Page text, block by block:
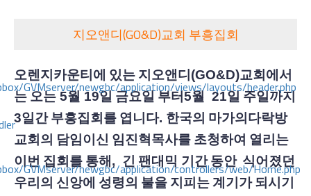
GVMserver/newgbc/application/views/layouts/header.php
GVMserver/newgbc/application/controllers/web/Home.php
지오앤디(GO&D)교회 부흥집회
오렌지카운티에 있는 지오앤디 (GO&D)교회에서
는 오는 5월 19일 금요일 부터5월 21일 주일까지
3일간 부흥집회를 엽니다. 한국의 마가의다락방
교회의 담임이신 임진혁목사를 초청하여 열리는
이번 집회를 통해 , 긴 팬대믹 기간 동안 식어졌던
우리의 신앙에 성령의 불을 지피는계기가 되시기